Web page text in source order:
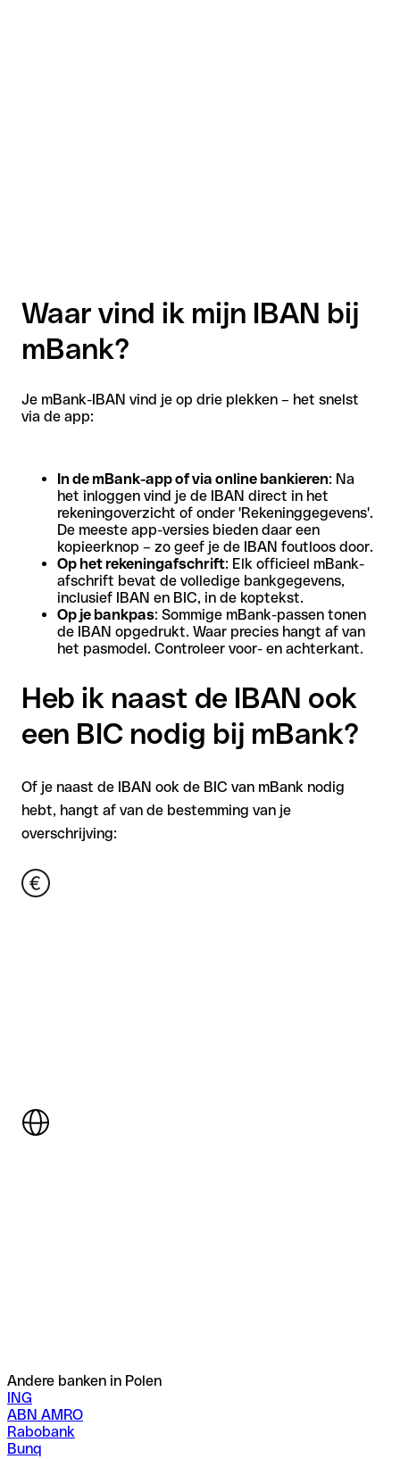
Waar vind ik mijn IBAN bij
mBank?
Je mBank-IBAN vind je op drie plekken – het snelst
via de app:
In de mBank-app of via online bankieren: Na
het inloggen vind je de IBAN direct in het
rekeningoverzicht of onder 'Rekeninggegevens'.
De meeste app-versies bieden daar een
kopieerknop – zo geef je de IBAN foutloos door.
Op het rekeningafschrift: Elk officieel mBank-
afschrift bevat de volledige bankgegevens,
inclusief IBAN en BIC, in de koptekst.
Op je bankpas: Sommige mBank-passen tonen
de IBAN opgedrukt. Waar precies hangt af van
het pasmodel. Controleer voor- en achterkant.
Heb ik naast de IBAN ook
een BIC nodig bij mBank?
Of je naast de IBAN ook de BIC van mBank nodig
hebt, hangt af van de bestemming van je
overschrijving:
Andere banken in Polen
ING
ABN AMRO
Rabobank
Bunq